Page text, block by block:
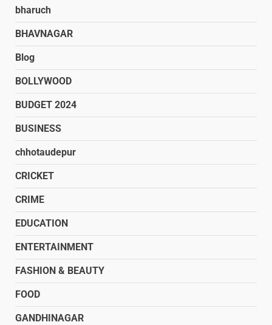
bharuch
BHAVNAGAR
Blog
BOLLYWOOD
BUDGET 2024
BUSINESS
chhotaudepur
CRICKET
CRIME
EDUCATION
ENTERTAINMENT
FASHION & BEAUTY
FOOD
GANDHINAGAR